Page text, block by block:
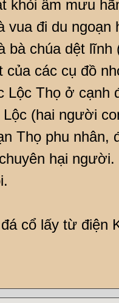
khỏi âm mưu
vua đi du
bà chúa dệt lĩnh
của các cụ đồ
Lộc Thọ ở cạnh
Lộc (hai người
Thọ phu nhân,
hại
cổ lấy từ điện